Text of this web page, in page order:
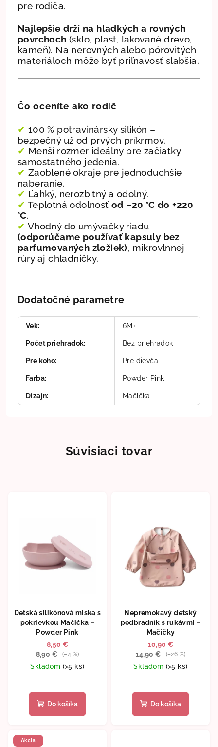
pre rodiča.
Najlepšie drží na hladkých a rovných
povrchoch (sklo, plast, lakované drevo,
kameň). Na nerovných alebo pórovitých
materiáloch môže byť priľnavosť slabšia.
Čo oceníte ako rodič
✔ 100 % potravinársky silikón –
bezpečný už od prvých príkrmov.
✔ Menší rozmer ideálny pre začiatky
samostatného jedenia.
✔ Zaoblené okraje pre jednoduchšie
naberanie.
✔ Ľahký, nerozbitný a odolný.
✔ Teplotná odolnosťod –20 °C do +220
°C.
✔ Vhodný do umývačky riadu
(odporúčame používať kapsuly bez
parfumovaných zložiek), mikrovlnnej
rúry aj chladničky.
Dodatočné parametre
Vek: 6M+
Počet priehradok: Bez priehradok
Pre koho: Pre dievča
Farba: Powder Pink
Dizajn: Mačička
Súvisiaci tovar
Detská silikónová miska s
pokrievkou Mačička –
Powder Pink
8,50 €
8,90 €
(–4 %)
Skladom (>5 ks)
hodnotenie
produktu
Do košíka
Nepremokavý detský
podbradník s rukávmi –
Mačičky
10,90 €
14,90 €
(–26 %)
Skladom (>5 ks)
Do košíka
Akcia